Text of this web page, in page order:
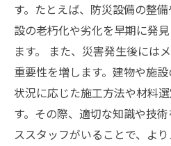
す。たとえば、防災設備の整
設の老朽化や劣化を早期に発
ます。 また、災害発生後には
重要性を増します。建物や施
状況に応じた施工方法や材料
す。その際、適切な知識や技
ススタッフがいることで、よ